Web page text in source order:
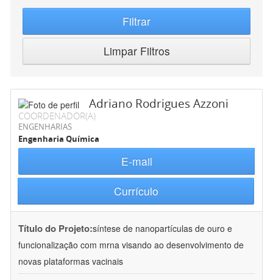
Filtrar
Limpar Filtros
Adriano Rodrigues Azzoni
COORDENADOR(A)
ENGENHARIAS
Engenharia Química
E-mail
Currículo
Título do Projeto:síntese de nanopartículas de ouro e
funcionalização com mrna visando ao desenvolvimento de
novas plataformas vacinais